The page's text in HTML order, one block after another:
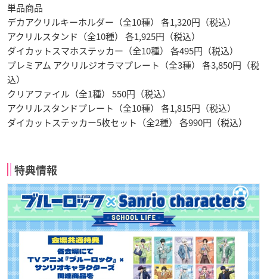
単品商品
デカアクリルキーホルダー（全10種） 各1,320円（税込）
アクリルスタンド（全10種） 各1,925円（税込）
ダイカットスマホステッカー（全10種） 各495円（税込）
プレミアム アクリルジオラマプレート（全3種） 各3,850円（税
込）
クリアファイル（全1種） 550円（税込）
アクリルスタンドプレート（全10種） 各1,815円（税込）
ダイカットステッカー5枚セット（全2種） 各990円（税込）
特典情報